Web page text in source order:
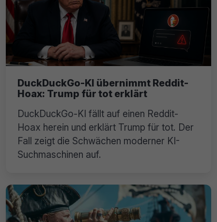
DuckDuckGo-KI übernimmt Reddit-
Hoax: Trump für tot erklärt
DuckDuckGo-KI fällt auf einen Reddit-
Hoax herein und erklärt Trump für tot. Der
Fall zeigt die Schwächen moderner KI-
Suchmaschinen auf.